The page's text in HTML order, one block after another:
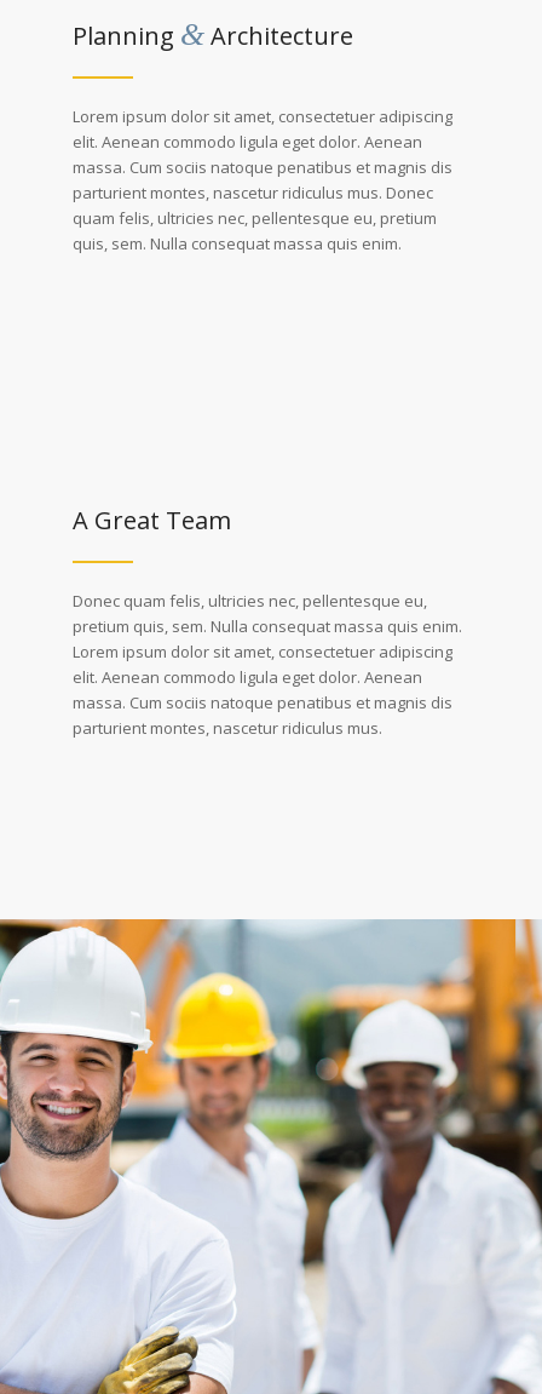
Planning &Architecture
Lorem ipsum dolor sit amet, consectetuer adipiscing
elit. Aenean commodo ligula eget dolor. Aenean
massa. Cum sociis natoque penatibus et magnis dis
parturient montes, nascetur ridiculus mus. Donec
quam felis, ultricies nec, pellentesque eu, pretium
quis, sem. Nulla consequat massa quis enim.
A Great Team
Donec quam felis, ultricies nec, pellentesque eu,
pretium quis, sem. Nulla consequat massa quis enim.
Lorem ipsum dolor sit amet, consectetuer adipiscing
elit. Aenean commodo ligula eget dolor. Aenean
massa. Cum sociis natoque penatibus et magnis dis
parturient montes, nascetur ridiculus mus.